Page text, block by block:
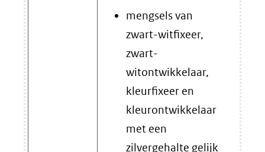
mengsels van
zwart-witfixeer,
zwart-
witontwikkelaar,
kleurfixeer en
kleurontwikkelaar
met een
zilvergehalte gelijk